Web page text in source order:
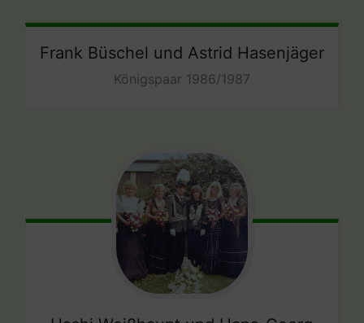
Frank Büschel und Astrid Hasenjäger
Königspaar 1986/1987